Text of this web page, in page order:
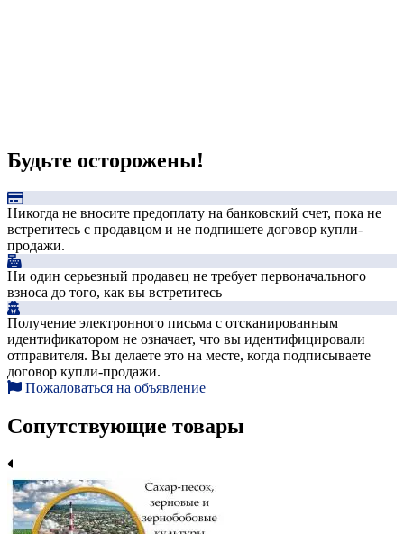
Будьте осторожены!
Никогда не вносите предоплату на банковский счет, пока не
встретитесь с продавцом и не подпишете договор купли-
продажи.
Ни один серьезный продавец не требует первоначального
взноса до того, как вы встретитесь
Получение электронного письма с отсканированным
идентификатором не означает, что вы идентифицировали
отправителя. Вы делаете это на месте, когда подписываете
договор купли-продажи.
Пожаловаться на объявление
Сопутствующие товары